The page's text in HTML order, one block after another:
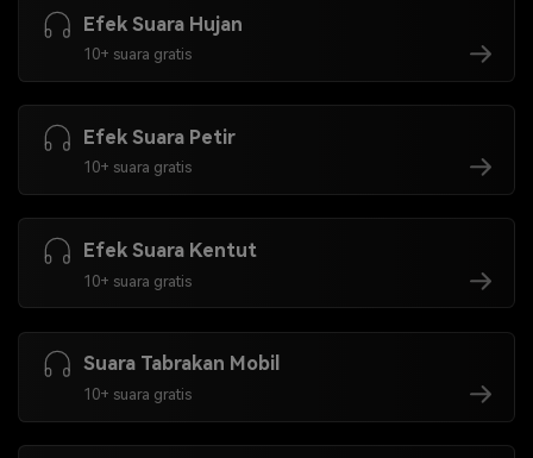
Efek Suara Hujan
10+ suara gratis
Efek Suara Petir
10+ suara gratis
Efek Suara Kentut
10+ suara gratis
Suara Tabrakan Mobil
10+ suara gratis